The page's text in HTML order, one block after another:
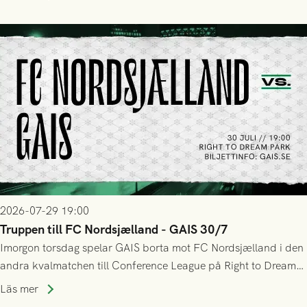
tennissiffror och det grönsvarta europaäventyret tog slut.
2026-07-29 19:00
Truppen till FC Nordsjælland - GAIS 30/7
Imorgon torsdag spelar GAIS borta mot FC Nordsjælland i den
andra kvalmatchen till Conference League på Right to Dream
Park! Fredrik Holmberg och ledarstaben har tagit ut följande
Läs mer